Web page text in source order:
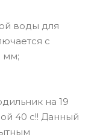
воды для
с
мм;
на 19
40 с!! Данный